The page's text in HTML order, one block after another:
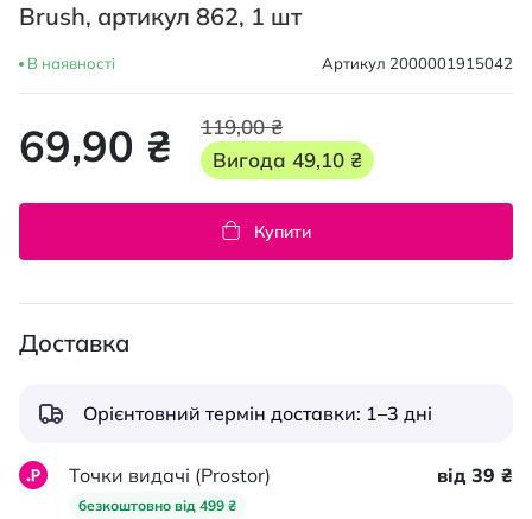
Brush, артикул 862, 1 шт
В наявності Артикул 2000001915042
69,90 ₴
119,00 ₴
Вигода 49,10 ₴
Купити
Доставка
Орієнтовний термін доставки: 1–3 дні
Точки видачі (Prostor)
безкоштовно від 499 ₴
від 39 ₴